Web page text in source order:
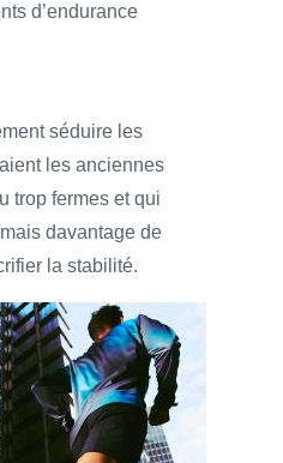
d’endurance
séduire les
les anciennes
trop fermes et qui
davantage de
la stabilité.